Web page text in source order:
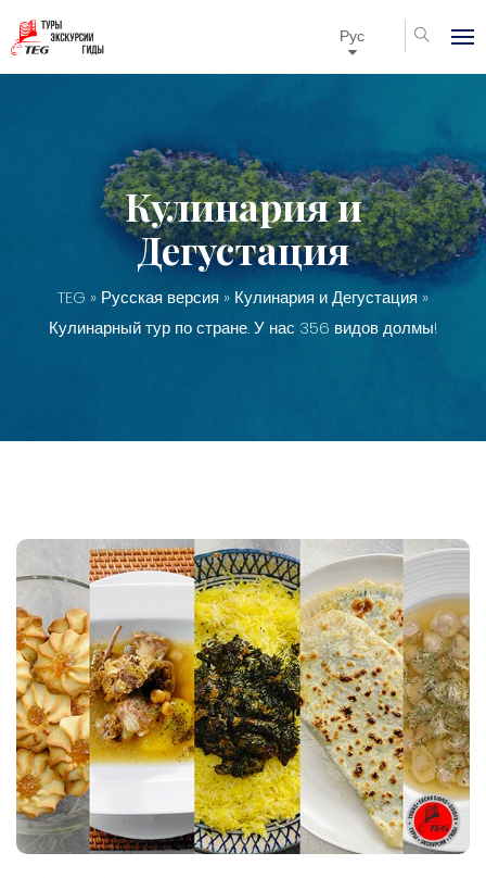
Рус
Кулинария и
Дегустация
TEG » Русская версия » Кулинария и Дегустация»
Кулинарный тур по стране. У нас 356 видов долмы!